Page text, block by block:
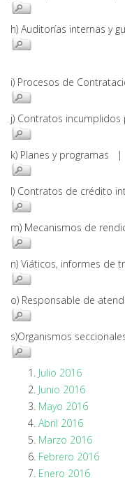
h) Auditorías internas y
i) Procesos de
j) Contratos
k) Planes y programas |
l) Contratos de crédito
m) Mecanismos de
n) Viáticos, informes
o) Responsable de
s)Organismos
Julio 2016
Junio 2016
Mayo 2016
Abril 2016
Marzo 2016
Febrero 2016
Enero 2016